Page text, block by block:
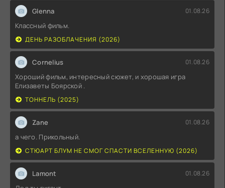
Glenna 01.08.26
Классный фильм.
ДЕНЬ РАЗОБЛАЧЕНИЯ (2026)
Cornelius 01.08.26
Хороший фильм, интересный сюжет, и хорошая игра
Елизаветы Боярской .
ТОННЕЛЬ (2025)
Zane 01.08.26
а чего. Прикольный.
СТЮАРТ БЛУМ НЕ СМОГ СПАСТИ ВСЕЛЕННУЮ (2026)
Lamont 01.08.26